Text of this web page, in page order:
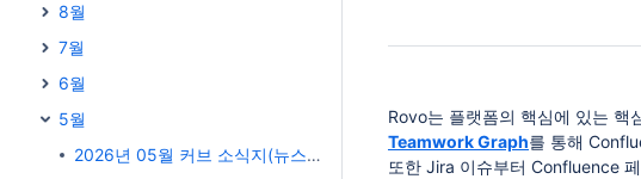
8월
7월
6월
5월
2026년 05월 커브 소식지(뉴스레터)
Rovo는 플랫폼의 핵심에 있는 핵
Teamwork Graph를 통해
또한 Jira 이슈부터 Confluence